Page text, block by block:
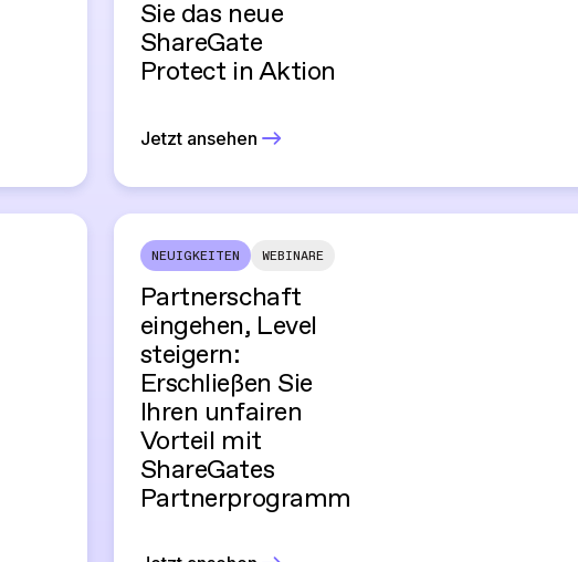
Sie das neue
ShareGate
Protect in Aktion
Jetzt ansehen
NEUIGKEITEN WEBINARE
Partnerschaft
eingehen, Level
steigern:
Erschließen Sie
Ihren unfairen
Vorteil mit
ShareGates
Partnerprogramm